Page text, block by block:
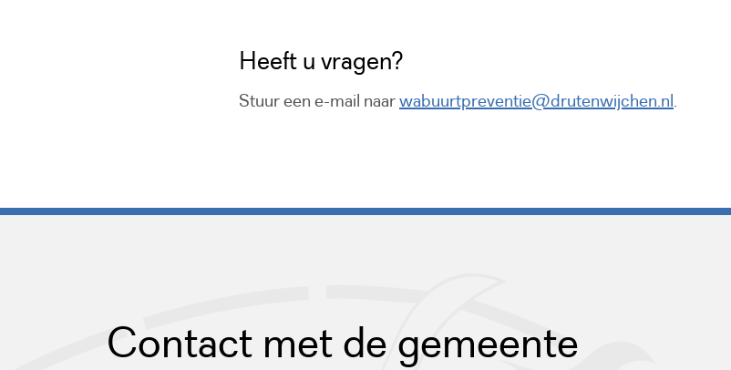
Heeft u vragen?
Stuur een e-mail naarwabuurtpreventie@drutenwijchen.nl
Contact met de gemeente